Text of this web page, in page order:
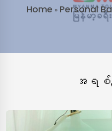
Home » Personal
အရစ်က